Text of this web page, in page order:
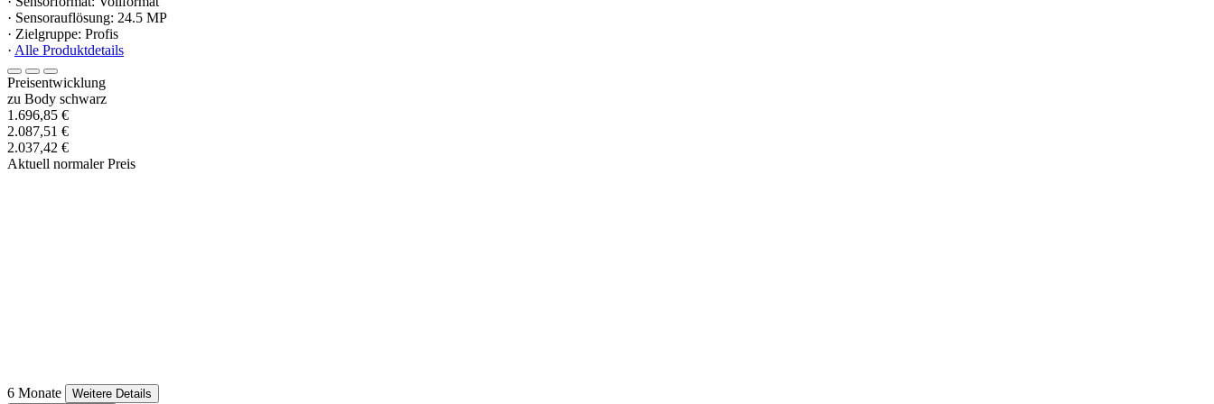
· Sensorauflösung: 24.5 MP
· Zielgruppe: Profis
· Alle Produktdetails
Preisentwicklung
zu Body schwarz
1.696,85 €
2.087,51 €
2.037,42 €
Aktuell normaler Preis
6 Monate
Weitere Details